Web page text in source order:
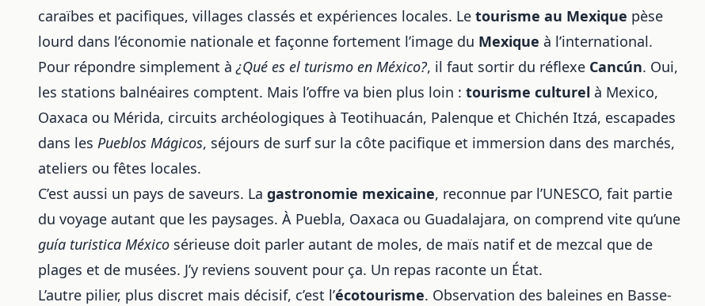
caraïbes et pacifiques, villages classés et expériences locales. Le tourisme au Mexique pèse
lourd dans l’économie nationale et façonne fortement l’image du Mexique à l’international.
Pour répondre simplement à¿Qué es el turismo en México?, il faut sortir du réflexe Cancún. Oui,
les stations balnéaires comptent. Mais l’offre va bien plus loin : tourisme culturel à Mexico,
Oaxaca ou Mérida, circuits archéologiques à Teotihuacán, Palenque et Chichén Itzá, escapades
dans les Pueblos Mágicos, séjours de surf sur la côte pacifique et immersion dans des marchés,
ateliers ou fêtes locales.
C’est aussi un pays de saveurs. La gastronomie mexicaine, reconnue par l’UNESCO, fait partie
du voyage autant que les paysages. À Puebla, Oaxaca ou Guadalajara, on comprend vite qu’une
guía turistica México sérieuse doit parler autant de moles, de maïs natif et de mezcal que de
plages et de musées. J’y reviens souvent pour ça. Un repas raconte un État.
L’autre pilier, plus discret mais décisif, c’est l’écotourisme. Observation des baleines en Basse-